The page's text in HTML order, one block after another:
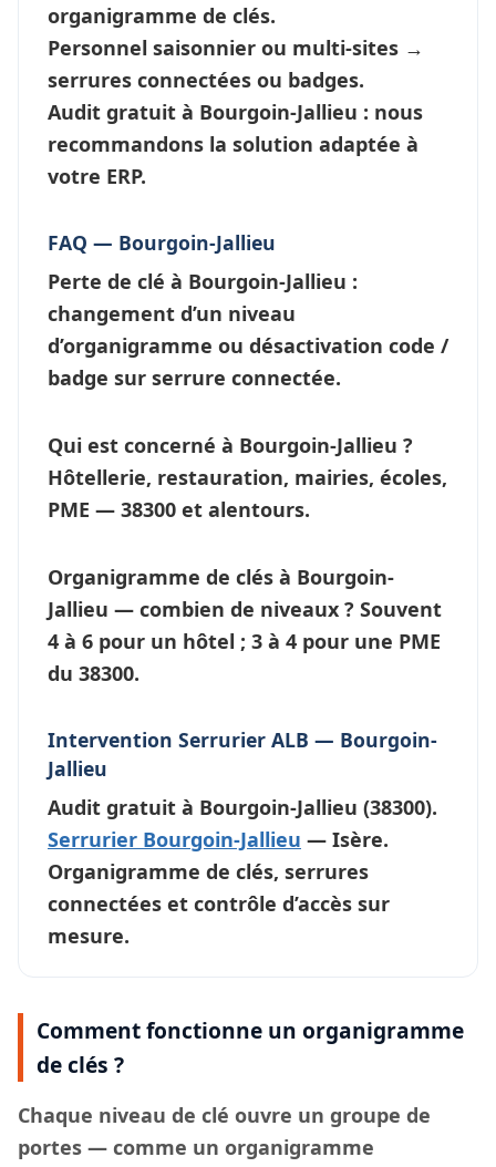
organigramme de clés.
Personnel saisonnier ou multi-sites →
serrures connectées ou badges.
Audit gratuit à Bourgoin-Jallieu : nous
recommandons la solution adaptée à
votre ERP.
FAQ — Bourgoin-Jallieu
Perte de clé à Bourgoin-Jallieu :
changement d’un niveau
d’organigramme ou désactivation code /
badge sur serrure connectée.
Qui est concerné à Bourgoin-Jallieu ?
Hôtellerie, restauration, mairies, écoles,
PME — 38300 et alentours.
Organigramme de clés à Bourgoin-
Jallieu — combien de niveaux ? Souvent
4 à 6 pour un hôtel ; 3 à 4 pour une PME
du 38300.
Intervention Serrurier ALB — Bourgoin-
Jallieu
Audit gratuit à Bourgoin-Jallieu (38300).
Serrurier Bourgoin-Jallieu — Isère.
Organigramme de clés, serrures
connectées et contrôle d’accès sur
mesure.
Comment fonctionne un organigramme
de clés ?
Chaque niveau de clé ouvre un groupe de
portes — comme un organigramme